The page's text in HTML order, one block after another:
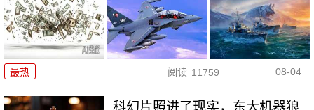
最热 阅读 11759 08-04
科幻片照进了现实，东大机器狼